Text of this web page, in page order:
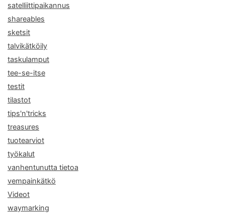
satelliittipaikannus
shareables
sketsit
talvikätköily
taskulamput
tee-se-itse
testit
tilastot
tips'n'tricks
treasures
tuotearviot
työkalut
vanhentunutta tietoa
vempainkätkö
Videot
waymarking